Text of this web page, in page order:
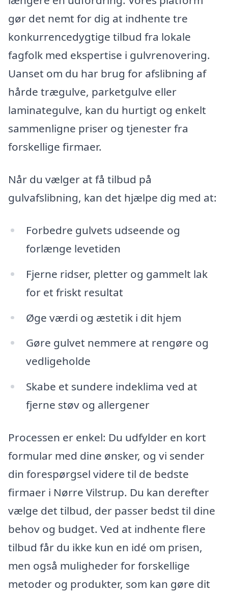
gør det nemt for dig at indhente tre
konkurrencedygtige tilbud fra lokale
fagfolk med ekspertise i gulvrenovering.
Uanset om du har brug for afslibning af
hårde trægulve, parketgulve eller
laminategulve, kan du hurtigt og enkelt
sammenligne priser og tjenester fra
forskellige firmaer.
Når du vælger at få tilbud på
gulvafslibning, kan det hjælpe dig med at:
Forbedre gulvets udseende og
forlænge levetiden
Fjerne ridser, pletter og gammelt lak
for et friskt resultat
Øge værdi og æstetik i dit hjem
Gøre gulvet nemmere at rengøre og
vedligeholde
Skabe et sundere indeklima ved at
fjerne støv og allergener
Processen er enkel: Du udfylder en kort
formular med dine ønsker, og vi sender
din forespørgsel videre til de bedste
firmaer i Nørre Vilstrup. Du kan derefter
vælge det tilbud, der passer bedst til dine
behov og budget. Ved at indhente flere
tilbud får du ikke kun en idé om prisen,
men også muligheder for forskellige
metoder og produkter, som kan gøre dit